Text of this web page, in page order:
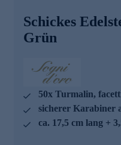
Was die Qualität
wir keine Kompromisse
durchlaufen in unserer
gehört dazu die
Bestimmungen der
Nutzen Sie die
online.
Schickes
Grün
50x Turmalin,
sicherer Karabiner
ca. 17,5 cm lang +